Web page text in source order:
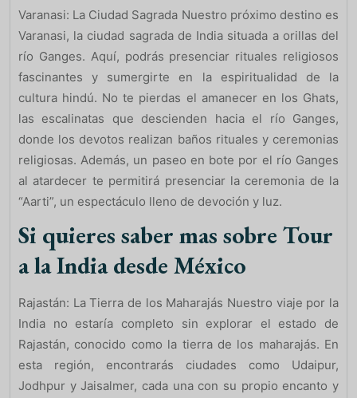
Varanasi: La Ciudad Sagrada Nuestro próximo destino es
Varanasi, la ciudad sagrada de India situada a orillas del
río Ganges. Aquí, podrás presenciar rituales religiosos
fascinantes y sumergirte en la espiritualidad de la
cultura hindú. No te pierdas el amanecer en los Ghats,
las escalinatas que descienden hacia el río Ganges,
donde los devotos realizan baños rituales y ceremonias
religiosas. Además, un paseo en bote por el río Ganges
al atardecer te permitirá presenciar la ceremonia de la
“Aarti”, un espectáculo lleno de devoción y luz.
Si quieres saber mas sobre Tour
a la India desde México
Rajastán: La Tierra de los Maharajás Nuestro viaje por la
India no estaría completo sin explorar el estado de
Rajastán, conocido como la tierra de los maharajás. En
esta región, encontrarás ciudades como Udaipur,
Jodhpur y Jaisalmer, cada una con su propio encanto y